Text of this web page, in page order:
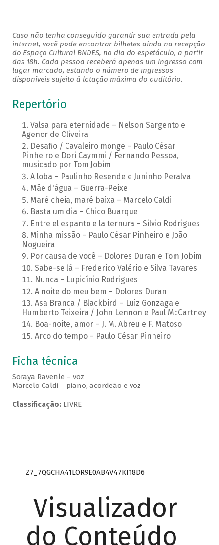
Caso não tenha conseguido garantir sua entrada pela
internet, você pode encontrar bilhetes ainda na recepção
do Espaço Cultural BNDES, no dia do espetáculo, a partir
das 18h. Cada pessoa receberá apenas um ingresso com
lugar marcado, estando o número de ingressos
disponíveis sujeito à lotação máxima do auditório.
Repertório
Valsa para eternidade – Nelson Sargento e
Agenor de Oliveira
Desafio / Cavaleiro monge – Paulo César
Pinheiro e Dori Caymmi / Fernando Pessoa,
musicado por Tom Jobim
A loba – Paulinho Resende e Juninho Peralva
Mãe d'água – Guerra-Peixe
Maré cheia, maré baixa – Marcelo Caldi
Basta um dia – Chico Buarque
Entre el espanto e la ternura – Silvio Rodrigues
Minha missão – Paulo César Pinheiro e João
Nogueira
Por causa de você – Dolores Duran e Tom Jobim
Sabe-se lá – Frederico Valério e Silva Tavares
Nunca – Lupicínio Rodrigues
A noite do meu bem – Dolores Duran
Asa Branca / Blackbird – Luiz Gonzaga e
Humberto Teixeira / John Lennon e Paul McCartney
Boa-noite, amor – J. M. Abreu e F. Matoso
Arco do tempo – Paulo César Pinheiro
Ficha técnica
Soraya Ravenle – voz
Marcelo Caldi – piano, acordeão e voz
Classificação: LIVRE
Z7_7QGCHA41LOR9E0AB4V47KI18D6
Visualizador
do Conteúdo